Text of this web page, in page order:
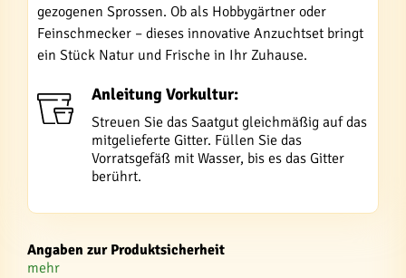
gezogenen Sprossen. Ob als Hobbygärtner oder
Feinschmecker – dieses innovative Anzuchtset bringt
ein Stück Natur und Frische in Ihr Zuhause.
Anleitung Vorkultur:
Streuen Sie das Saatgut gleichmäßig auf das
mitgelieferte Gitter. Füllen Sie das
Vorratsgefäß mit Wasser, bis es das Gitter
berührt.
Angaben zur Produktsicherheit
mehr